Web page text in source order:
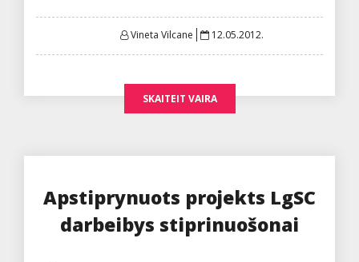
Vineta Vilcane
Posted
12.05.2012.
SKAITEIT VAIRA
Apstiprynuots projekts LgSC
darbeibys stiprinuošonai